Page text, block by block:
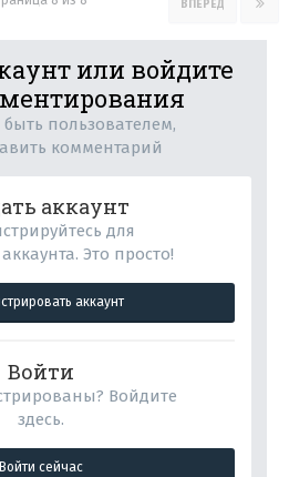
ВПЕРЁД
или войдите
пользователем,
комментарий
аккаунт
для
Это просто!
аккаунт
Войти
Войдите
здесь.
Войти сейчас